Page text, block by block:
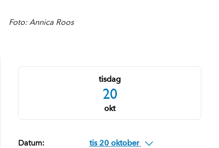
tisdag
20
okt
Datum:
tis 20 oktober
Foto: Annica Roos